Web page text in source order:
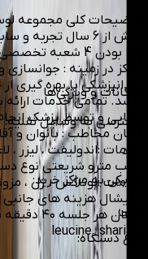
توضیحات کلی مجموعه
بیش از 6 سال
دارا بودن 4
مراکز در زمینه : جوانسازی
دندانپزشکی با بهره
باشد. تمامی خدمات ارائه
زیبایی و توسط پزشک
آسان مخاطب : بانوان و
خدمات :اندولیفت ، لیزر
، فیشال هزینه های
۱ زمان هر
leucine_shariati
امکانات و ویژگی‌ها
دسترسی به وسایل نقلیه:
دارد
نزدیکی به مراکز خرید:
عالی
نوع دستگاه: